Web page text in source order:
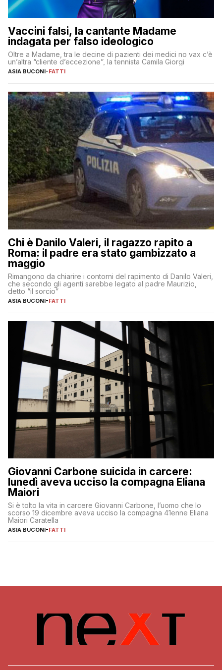
Vaccini falsi, la cantante Madame
indagata per falso ideologico
Oltre a Madame, tra le decine di pazienti dei medici no vax c’è
un’altra “cliente d’eccezione”, la tennista Camila Giorgi
ASIA BUCONI-FATTI
Chi è Danilo Valeri, il ragazzo rapito a
Roma: il padre era stato gambizzato a
maggio
Rimangono da chiarire i contorni del rapimento di Danilo Valeri,
che secondo gli agenti sarebbe legato al padre Maurizio,
detto “il sorcio”
ASIA BUCONI-FATTI
Giovanni Carbone suicida in carcere:
lunedì aveva ucciso la compagna Eliana
Maiori
Si è tolto la vita in carcere Giovanni Carbone, l’uomo che lo
scorso 19 dicembre aveva ucciso la compagna 41enne Eliana
Maiori Caratella
ASIA BUCONI-FATTI